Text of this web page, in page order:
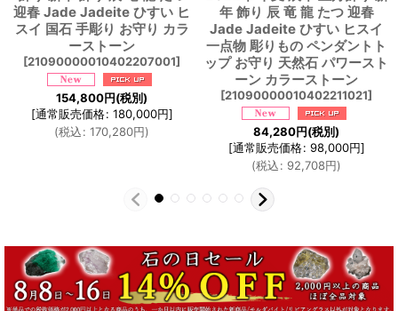
迎春 Jade Jadeite ひすい ヒ
スイ 国石 手彫り お守り カラ
ーストーン
[21090000010402207001]
154,800円(税別)
[通常販売価格: 180,000円]
(税込: 170,280円)
年 飾り 辰 竜 龍 たつ 迎春
Jade Jadeite ひすい ヒスイ
一点物 彫りもの ペンダントト
ップ お守り 天然石 パワースト
ーン カラーストーン
[21090000010402211021]
84,280円(税別)
[通常販売価格: 98,000円]
(税込: 92,708円)